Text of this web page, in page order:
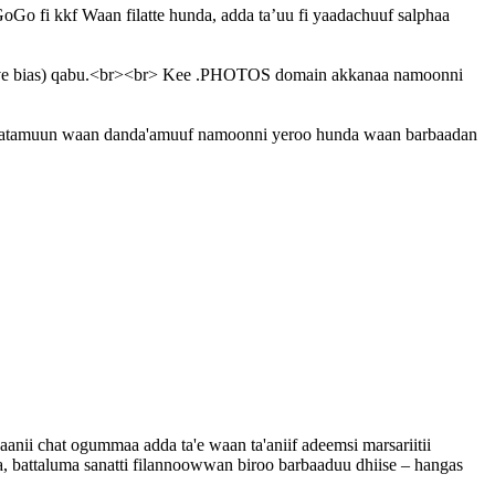
fi kkf Waan filatte hunda, adda ta’uu fi yaadachuuf salphaa
bias) qabu.<br><br> Kee .PHOTOS domain akkanaa namoonni
waan danda'amuuf namoonni yeroo hunda waan barbaadan
chat ogummaa adda ta'e waan ta'aniif adeemsi marsariitii
battaluma sanatti filannoowwan biroo barbaaduu dhiise – hangas